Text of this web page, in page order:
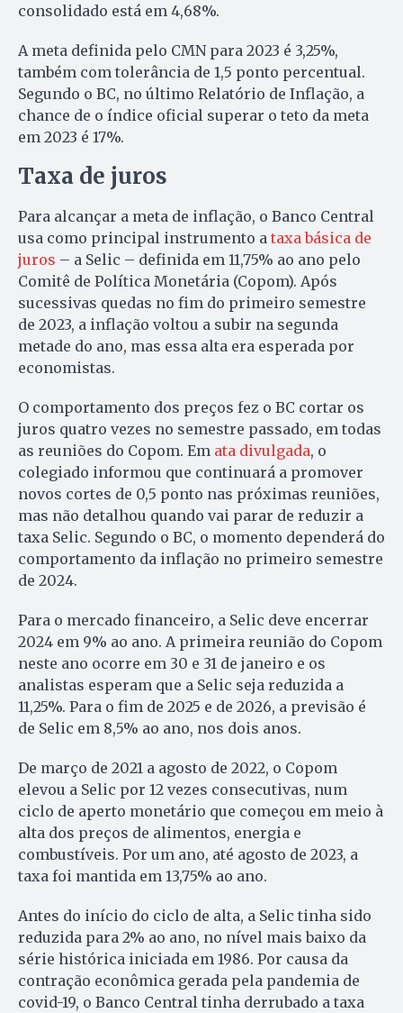
consolidado está em 4,68%.
A meta definida pelo CMN para 2023 é 3,25%,
também com tolerância de 1,5 ponto percentual.
Segundo o BC, no último Relatório de Inflação, a
chance de o índice oficial superar o teto da meta
em 2023 é 17%.
Taxa de juros
Para alcançar a meta de inflação, o Banco Central
usa como principal instrumento a taxa básica de
juros – a Selic – definida em 11,75% ao ano pelo
Comitê de Política Monetária (Copom). Após
sucessivas quedas no fim do primeiro semestre
de 2023, a inflação voltou a subir na segunda
metade do ano, mas essa alta era esperada por
economistas.
O comportamento dos preços fez o BC cortar os
juros quatro vezes no semestre passado, em todas
as reuniões do Copom. Em ata divulgada, o
colegiado informou que continuará a promover
novos cortes de 0,5 ponto nas próximas reuniões,
mas não detalhou quando vai parar de reduzir a
taxa Selic. Segundo o BC, o momento dependerá do
comportamento da inflação no primeiro semestre
de 2024.
Para o mercado financeiro, a Selic deve encerrar
2024 em 9% ao ano. A primeira reunião do Copom
neste ano ocorre em 30 e 31 de janeiro e os
analistas esperam que a Selic seja reduzida a
11,25%. Para o fim de 2025 e de 2026, a previsão é
de Selic em 8,5% ao ano, nos dois anos.
De março de 2021 a agosto de 2022, o Copom
elevou a Selic por 12 vezes consecutivas, num
ciclo de aperto monetário que começou em meio à
alta dos preços de alimentos, energia e
combustíveis. Por um ano, até agosto de 2023, a
taxa foi mantida em 13,75% ao ano.
Antes do início do ciclo de alta, a Selic tinha sido
reduzida para 2% ao ano, no nível mais baixo da
série histórica iniciada em 1986. Por causa da
contração econômica gerada pela pandemia de
covid-19, o Banco Central tinha derrubado a taxa